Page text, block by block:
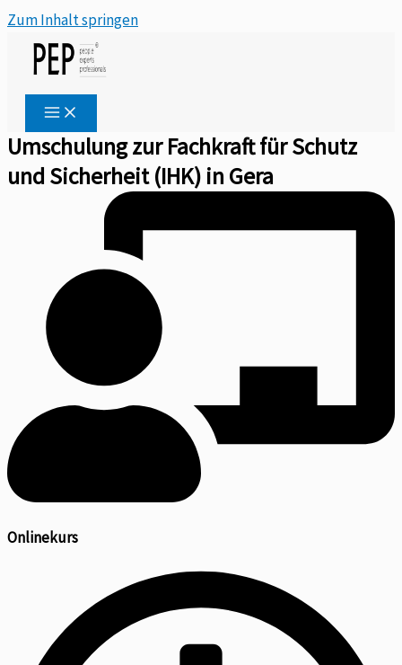
Zum Inhalt springen
Umschulung zur Fachkraft für Schutz
und Sicherheit (IHK) in Gera
Onlinekurs